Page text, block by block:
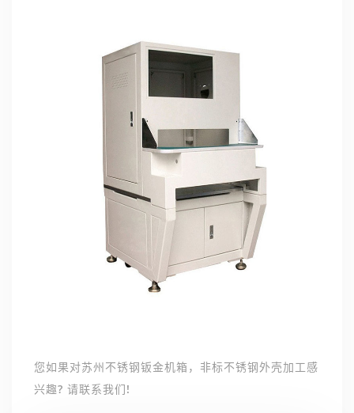
您如果对苏州不锈钢钣金机箱，非标不锈钢外壳加工感
兴趣? 请联系我们!